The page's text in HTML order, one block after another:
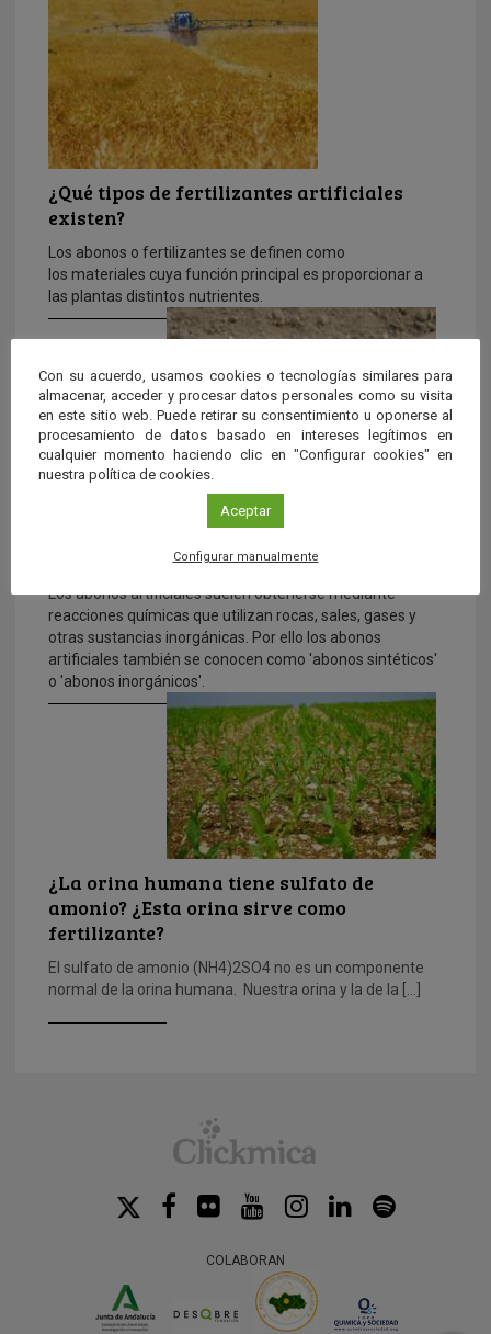
¿Qué tipos de fertilizantes artificiales
existen?
Los abonos o fertilizantes se definen como
los materiales cuya función principal es proporcionar a
las plantas distintos nutrientes.
¿Cómo se obtienen los abonos
Los abonos artificiales suelen obtenerse mediante
reacciones químicas que utilizan rocas, sales, gases y
otras sustancias inorgánicas. Por ello los abonos
artificiales también se conocen como 'abonos sintéticos'
o 'abonos inorgánicos'.
¿La orina humana tiene sulfato de
amonio? ¿Esta orina sirve como
fertilizante?
El sulfato de amonio (NH4)2SO4 no es un componente
normal de la orina humana. Nuestra orina y la de la […]
COLABORAN
Con su acuerdo, usamos cookies o tecnologías similares para
almacenar, acceder y procesar datos personales como su visita
en este sitio web. Puede retirar su consentimiento u oponerse al
procesamiento de datos basado en intereses legítimos en
cualquier momento haciendo clic en "Configurar cookies" en
nuestra política de cookies.
Aceptar
Configurar manualmente